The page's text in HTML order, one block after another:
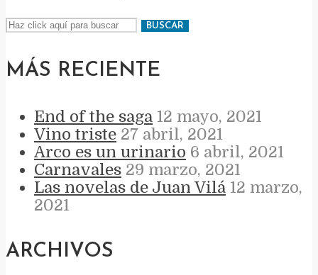
BUSCAR
MÁS RECIENTE
End of the saga 12 mayo, 2021
Vino triste 27 abril, 2021
Arco es un urinario 6 abril, 2021
Carnavales 29 marzo, 2021
Las novelas de Juan Vilá 12 marzo,
2021
ARCHIVOS